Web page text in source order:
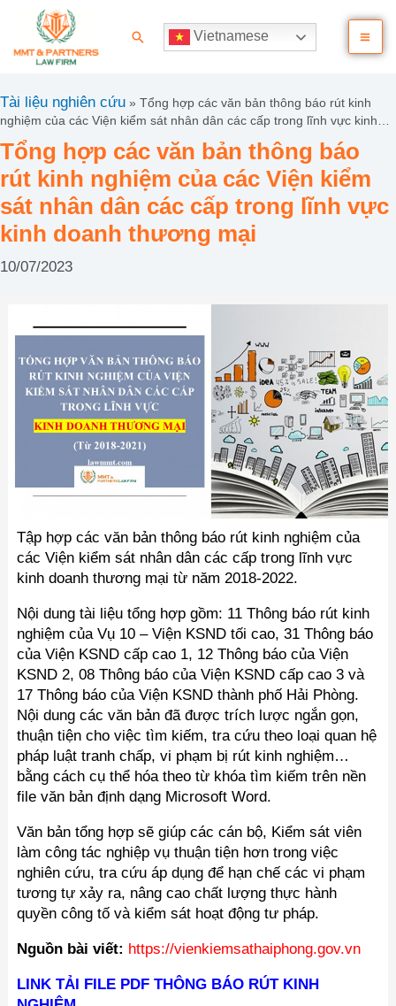
nội
Tìm
Vietnamese
Tài liệu nghiên cứu » Tổng hợp các văn bản thông báo rút kinh
nghiệm của các Viện kiểm sát nhân dân các cấp trong lĩnh vực kinh
doanh thương mại
Tổng hợp các văn bản thông báo
rút kinh nghiệm của các Viện kiểm
sát nhân dân các cấp trong lĩnh vực
kinh doanh thương mại
10/07/2023
Tập hợp các văn bản thông báo rút kinh nghiệm của
các Viện kiểm sát nhân dân các cấp trong lĩnh vực
kinh doanh thương mại từ năm 2018-2022.
Nội dung tài liệu tổng hợp gồm: 11 Thông báo rút kinh
nghiệm của Vụ 10 – Viện KSND tối cao, 31 Thông báo
của Viện KSND cấp cao 1, 12 Thông báo của Viện
KSND 2, 08 Thông báo của Viện KSND cấp cao 3 và
17 Thông báo của Viện KSND thành phố Hải Phòng.
Nội dung các văn bản đã được trích lược ngắn gọn,
thuận tiện cho việc tìm kiếm, tra cứu theo loại quan hệ
pháp luật tranh chấp, vi phạm bị rút kinh nghiệm…
bằng cách cụ thể hóa theo từ khóa tìm kiếm trên nền
file văn bản định dạng Microsoft Word.
Văn bản tổng hợp sẽ giúp các cán bộ, Kiểm sát viên
làm công tác nghiệp vụ thuận tiện hơn trong việc
nghiên cứu, tra cứu áp dụng để hạn chế các vi phạm
tương tự xảy ra, nâng cao chất lượng thực hành
quyền công tố và kiểm sát hoạt động tư pháp.
Nguồn bài viết: https://vienkiemsathaiphong.gov.vn
LINK TẢI FILE PDF THÔNG BÁO RÚT KINH